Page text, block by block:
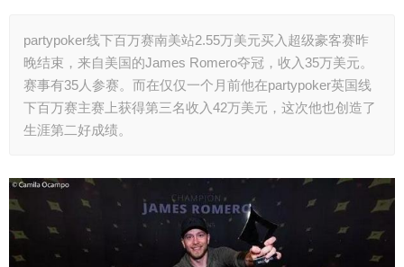
partypoker线下百万赛南美站2.55万美元买入超级豪客赛昨
晚结束，来自美国的James Romero夺冠，收入35万美元。
赛事有35人参赛。而在仅仅一个月前他在partypoker英国线
下百万赛主赛上获得第三名收入42万美元，这次他也创造了
生涯第二好成绩。